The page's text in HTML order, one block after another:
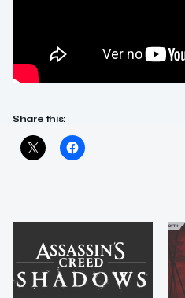
Share this: